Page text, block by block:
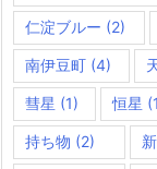
仁淀ブルー (2)
南伊豆町 (4)
彗星 (1) 恒星
持ち物 (2)